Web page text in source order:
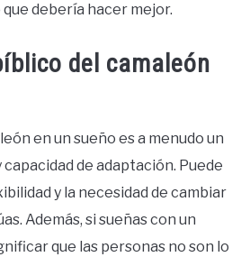
debería hacer mejor.
del camaleón
en un sueño es a menudo un
de adaptación. Puede
y la necesidad de cambiar
Además, si sueñas con un
que las personas no son lo